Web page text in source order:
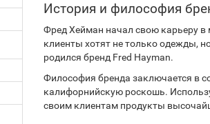
История и философия
Фред Хейман начал свою карьеру в
клиенты хотят не только одежды,
родился бренд Fred Hayman.
Философия бренда заключается в
калифорнийскую роскошь.
своим клиентам продукты